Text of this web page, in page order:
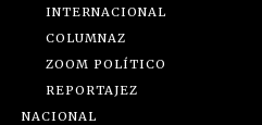
INTERNACIONAL
COLUMNAZ
ZOOM POLÍTICO
REPORTAJEZ
NACIONAL